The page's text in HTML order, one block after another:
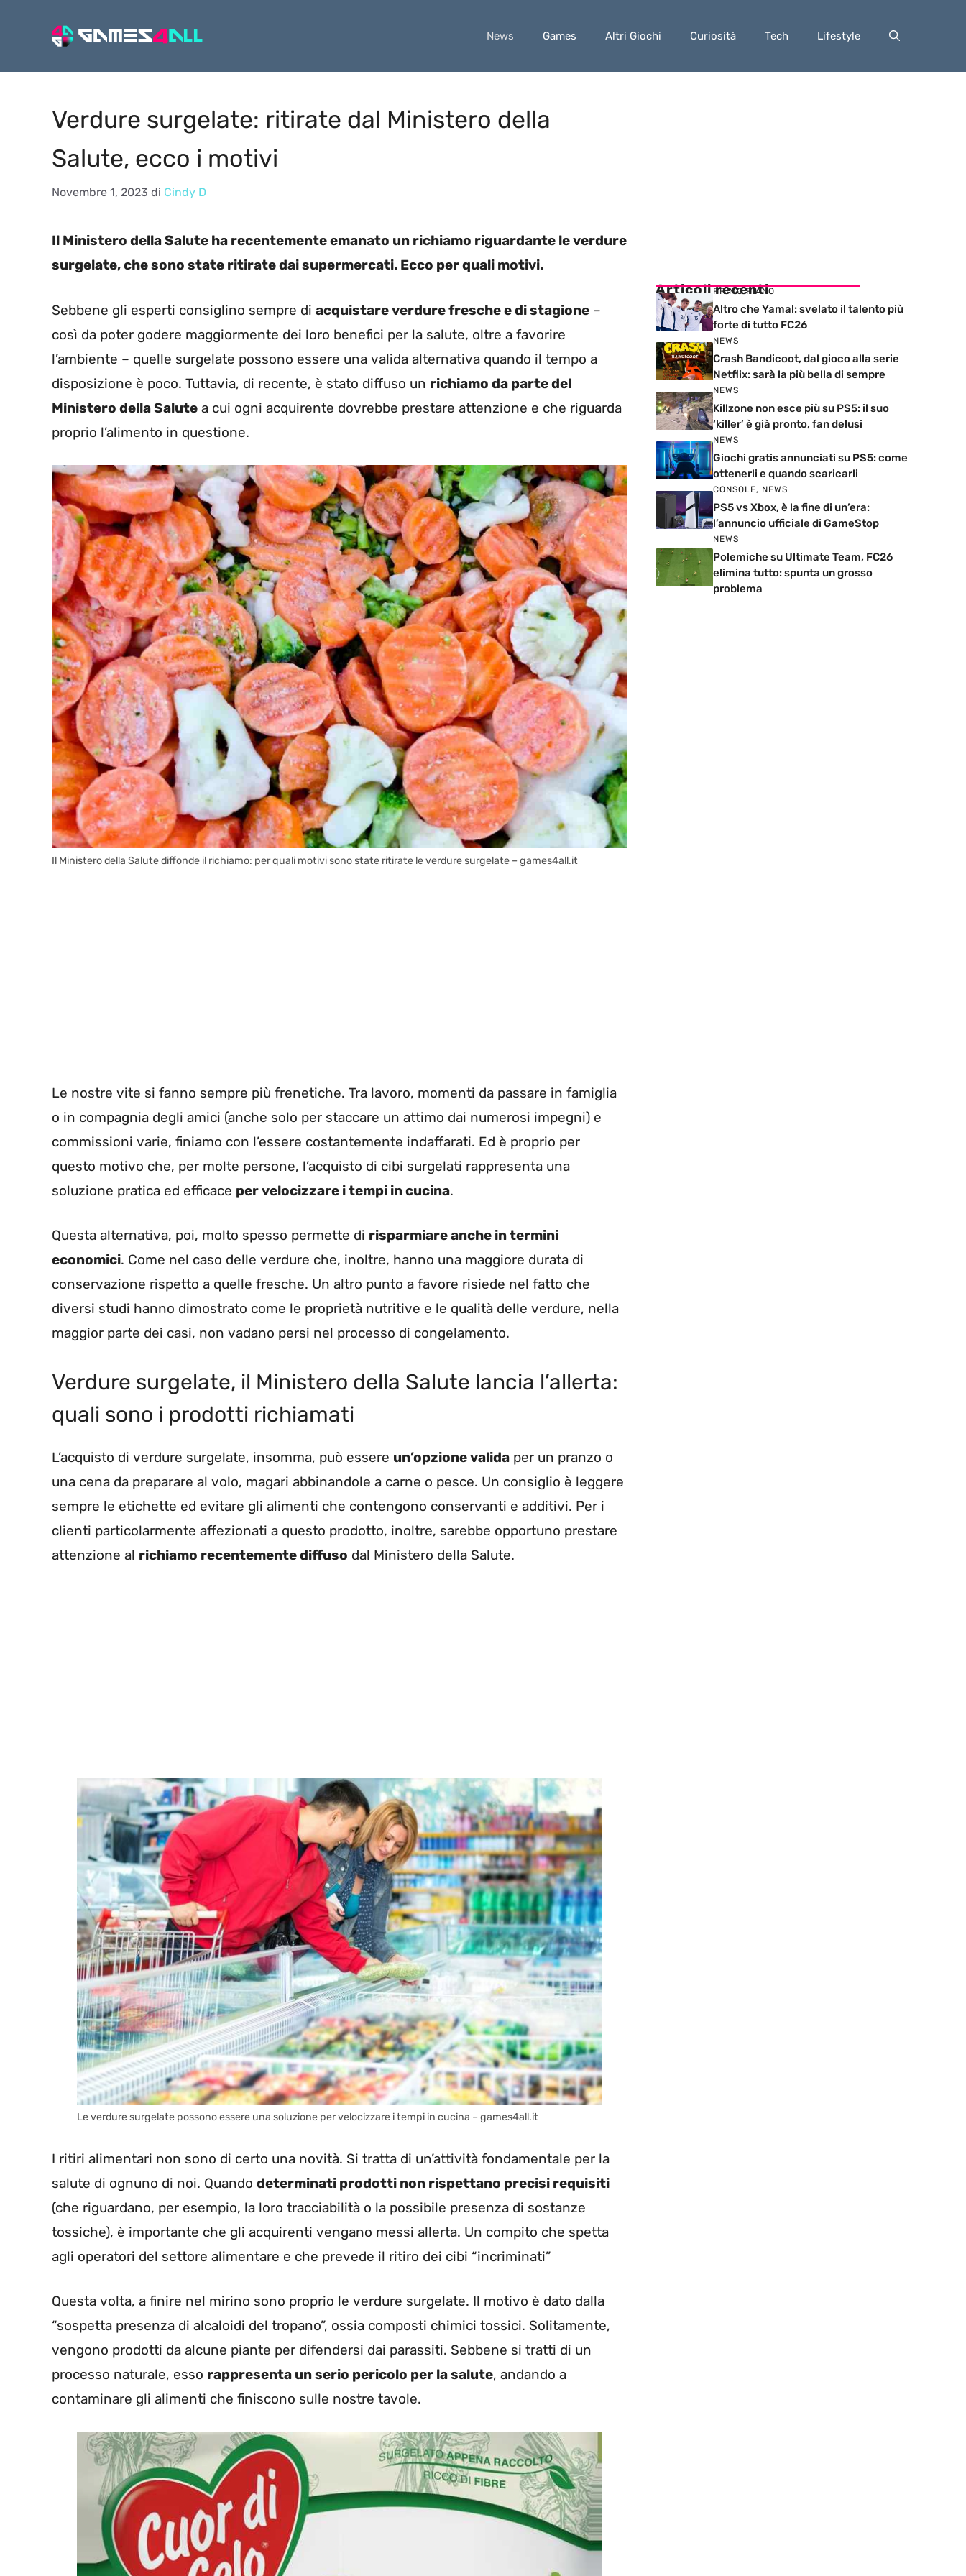
News Games Altri Giochi Curiosità Tech Lifestyle
Verdure surgelate: ritirate dal Ministero della
Salute, ecco i motivi
Novembre 1, 2023 di Cindy D
Il Ministero della Salute ha recentemente emanato un richiamo riguardante le verdure
surgelate, che sono state ritirate dai supermercati. Ecco per quali motivi.
Sebbene gli esperti consiglino sempre di acquistare verdure fresche e di stagione –
così da poter godere maggiormente dei loro benefici per la salute, oltre a favorire
l’ambiente – quelle surgelate possono essere una valida alternativa quando il tempo a
disposizione è poco. Tuttavia, di recente, è stato diffuso un richiamo da parte del
Ministero della Salute a cui ogni acquirente dovrebbe prestare attenzione e che riguarda
proprio l’alimento in questione.
Il Ministero della Salute diffonde il richiamo: per quali motivi sono state ritirate le verdure surgelate – games4all.it
Le nostre vite si fanno sempre più frenetiche. Tra lavoro, momenti da passare in famiglia
o in compagnia degli amici (anche solo per staccare un attimo dai numerosi impegni) e
commissioni varie, finiamo con l’essere costantemente indaffarati. Ed è proprio per
questo motivo che, per molte persone, l’acquisto di cibi surgelati rappresenta una
soluzione pratica ed efficace per velocizzare i tempi in cucina.
Questa alternativa, poi, molto spesso permette di risparmiare anche in termini
economici. Come nel caso delle verdure che, inoltre, hanno una maggiore durata di
conservazione rispetto a quelle fresche. Un altro punto a favore risiede nel fatto che
diversi studi hanno dimostrato come le proprietà nutritive e le qualità delle verdure, nella
maggior parte dei casi, non vadano persi nel processo di congelamento.
Verdure surgelate, il Ministero della Salute lancia l’allerta:
quali sono i prodotti richiamati
L’acquisto di verdure surgelate, insomma, può essere un’opzione valida per un pranzo o
una cena da preparare al volo, magari abbinandole a carne o pesce. Un consiglio è leggere
sempre le etichette ed evitare gli alimenti che contengono conservanti e additivi. Per i
clienti particolarmente affezionati a questo prodotto, inoltre, sarebbe opportuno prestare
attenzione al richiamo recentemente diffuso dal Ministero della Salute.
Le verdure surgelate possono essere una soluzione per velocizzare i tempi in cucina – games4all.it
I ritiri alimentari non sono di certo una novità. Si tratta di un’attività fondamentale per la
salute di ognuno di noi. Quando determinati prodotti non rispettano precisi requisiti
(che riguardano, per esempio, la loro tracciabilità o la possibile presenza di sostanze
tossiche), è importante che gli acquirenti vengano messi allerta. Un compito che spetta
agli operatori del settore alimentare e che prevede il ritiro dei cibi “incriminati”
Questa volta, a finire nel mirino sono proprio le verdure surgelate. Il motivo è dato dalla
“sospetta presenza di alcaloidi del tropano”, ossia composti chimici tossici. Solitamente,
vengono prodotti da alcune piante per difendersi dai parassiti. Sebbene si tratti di un
processo naturale, esso rappresenta un serio pericolo per la salute, andando a
contaminare gli alimenti che finiscono sulle nostre tavole.
Articoli recenti
PRIMO PIANO
Altro che Yamal: svelato il talento più
forte di tutto FC26
NEWS
Crash Bandicoot, dal gioco alla serie
Netflix: sarà la più bella di sempre
NEWS
Killzone non esce più su PS5: il suo
‘killer’ è già pronto, fan delusi
NEWS
Giochi gratis annunciati su PS5: come
ottenerli e quando scaricarli
CONSOLE, NEWS
PS5 vs Xbox, è la fine di un’era:
l’annuncio ufficiale di GameStop
NEWS
Polemiche su Ultimate Team, FC26
elimina tutto: spunta un grosso
problema